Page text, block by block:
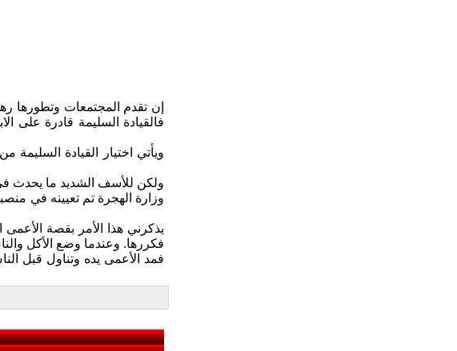
إن تقدم المجتمعات وتطورها
فالقيادة السليمة قادرة على
ويأتي اختيار القيادة
ولكن للأسف الشديد ما يحدث
وزارة الهجرة تم تعيينه في
يذكرني هذا الأمر بقصة
فكررها. وعندما وضع الأكل
فمد الأعمى يده وتناول قبل